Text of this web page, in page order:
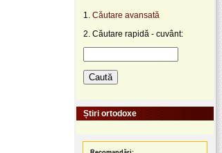
1. Căutare avansată
2. Căutare rapidă - cuvânt:
Știri ortodoxe